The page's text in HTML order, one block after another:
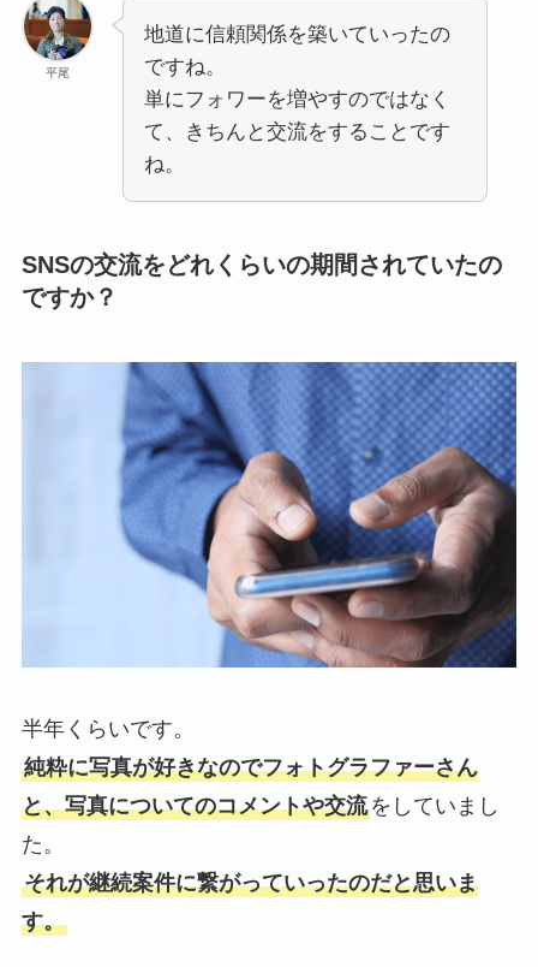
平尾
地道に信頼関係を築いていったの
ですね。
単にフォワーを増やすのではなく
て、きちんと交流をすることです
ね。
SNSの交流をどれくらいの期間されていたの
ですか？
半年くらいです。
純粋に写真が好きなのでフォトグラファーさん
と、写真についてのコメントや交流をしていまし
た。
それが継続案件に繋がっていったのだと思いま
す。